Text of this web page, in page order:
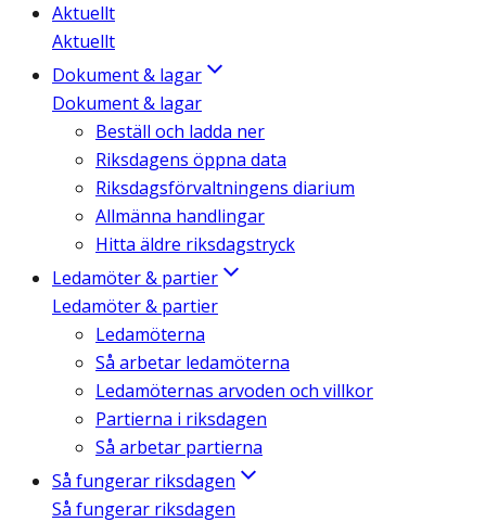
Aktuellt
Aktuellt
Dokument & lagar
Dokument & lagar
Beställ och ladda ner
Riksdagens öppna data
Riksdagsförvaltningens diarium
Allmänna handlingar
Hitta äldre riksdagstryck
Ledamöter & partier
Ledamöter & partier
Ledamöterna
Så arbetar ledamöterna
Ledamöternas arvoden och villkor
Partierna i riksdagen
Så arbetar partierna
Så fungerar riksdagen
Så fungerar riksdagen